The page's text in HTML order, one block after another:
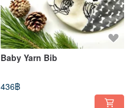
Baby Yarn Bib
436฿